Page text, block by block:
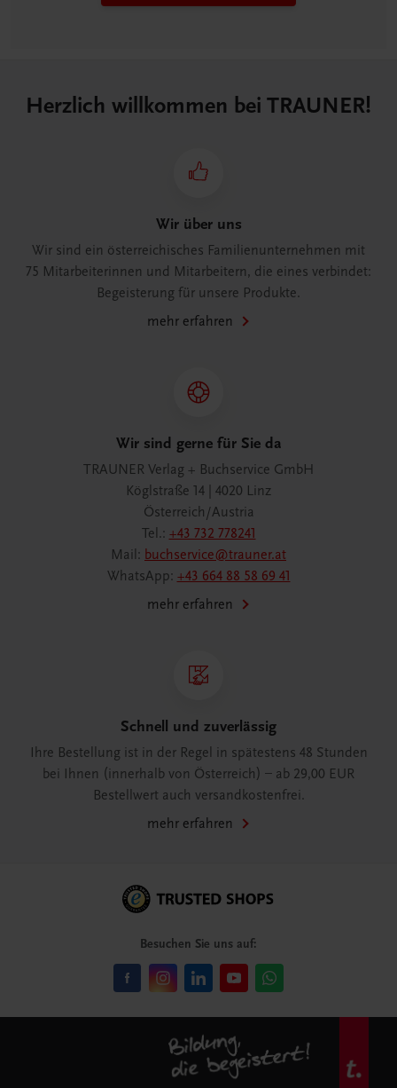
Herzlich willkommen bei TRAUNER!
Wir über uns
Wir sind ein österreichisches Familienunternehmen mit
75 Mitarbeiterinnen und Mitarbeitern, die eines verbindet:
Begeisterung für unsere Produkte.
mehr erfahren
Wir sind gerne für Sie da
TRAUNER Verlag + Buchservice GmbH
Köglstraße 14 | 4020 Linz
Österreich/Austria
Tel.: +43 732 778241
Mail: buchservice@trauner.at
WhatsApp: +43 664 88 58 69 41
mehr erfahren
Schnell und zuverlässig
Ihre Bestellung ist in der Regel in spätestens 48 Stunden
bei Ihnen (innerhalb von Österreich) – ab 29,00 EUR
Bestellwert auch versandkostenfrei.
mehr erfahren
Besuchen Sie uns auf: